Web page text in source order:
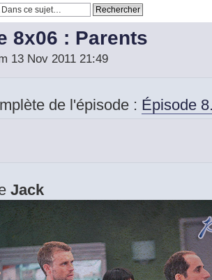
8x06 : Parents
13 Nov 2011 21:49
de l'épisode : Épisode
Jack